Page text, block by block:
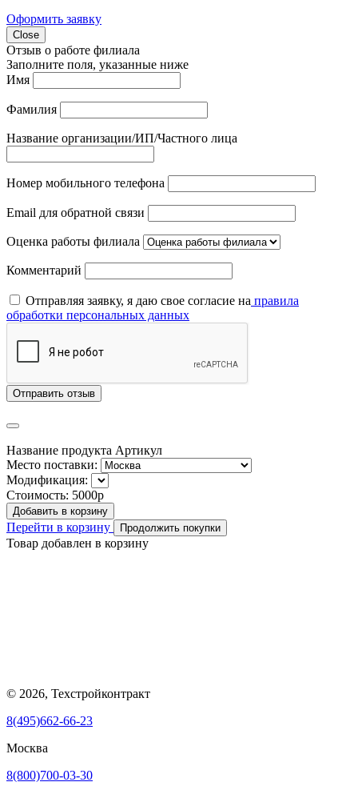
Оформить заявку
Close
Отзыв о работе филиала
Заполните поля, указанные ниже
Имя
Фамилия
Название организации/ИП/Частного лица
Номер мобильного телефона
Email для обратной связи
Оценка работы филиала
Комментарий
Отправляя заявку, я даю свое согласие на правила
обработки персональных данных
Отправить отзыв
Название продукта Артикул
Место поставки:
Модификация:
Стоимость: 5000р
Добавить в корзину
Перейти в корзину Продолжить покупки
Товар добавлен в корзину
© 2026, Техстройконтракт
8(495)662-66-23
Москва
8(800)700-03-30